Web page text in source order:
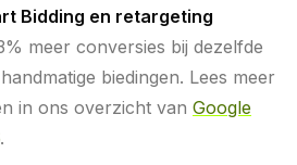
Bidding en retargeting
meer conversies bij dezelfde
biedingen. Lees meer
in ons overzicht van Google
.